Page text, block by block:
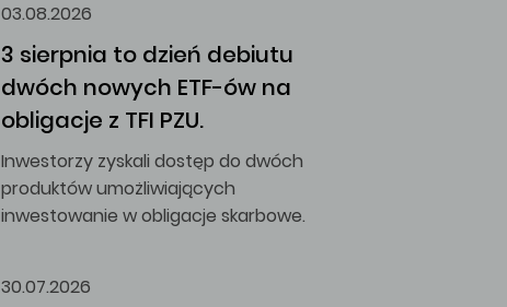
03.08.2026
3 sierpnia to dzień debiutu
dwóch nowych ETF-ów na
obligacje z TFI PZU.
Inwestorzy zyskali dostęp do dwóch
produktów umożliwiających
inwestowanie w obligacje skarbowe.
30.07.2026